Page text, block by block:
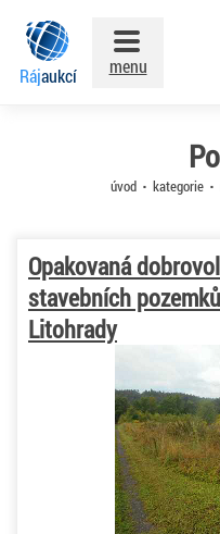
úvod kategorie
Opakovaná
stavebních
Litohrady
Rájaukcí menu